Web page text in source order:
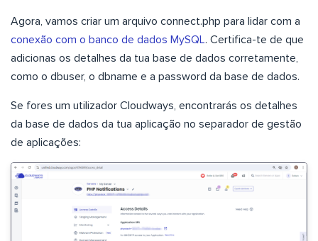
Agora, vamos criar um arquivo connect.php para lidar com a
conexão com o banco de dados MySQL. Certifica-te de que
adicionas os detalhes da tua base de dados corretamente,
como o dbuser, o dbname e a password da base de dados.
Se fores um utilizador Cloudways, encontrarás os detalhes
da base de dados da tua aplicação no separador de gestão
de aplicações: